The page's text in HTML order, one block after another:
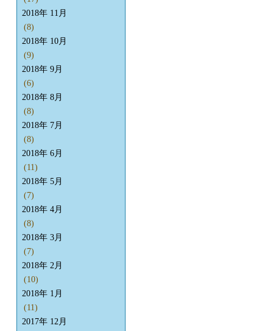
2018年 11月
(8)
2018年 10月
(9)
2018年 9月
(6)
2018年 8月
(8)
2018年 7月
(8)
2018年 6月
(11)
2018年 5月
(7)
2018年 4月
(8)
2018年 3月
(7)
2018年 2月
(10)
2018年 1月
(11)
2017年 12月